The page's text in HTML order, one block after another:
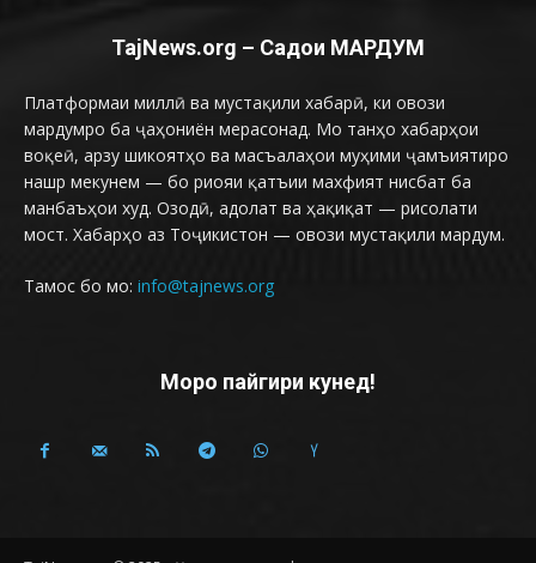
TajNews.org – Садои МАРДУМ
Платформаи миллӣ ва мустақили хабарӣ, ки овози
мардумро ба ҷаҳониён мерасонад. Мо танҳо хабарҳои
воқеӣ, арзу шикоятҳо ва масъалаҳои муҳими ҷамъиятиро
нашр мекунем — бо риояи қатъии махфият нисбат ба
манбаъҳои худ. Озодӣ, адолат ва ҳақиқат — рисолати
мост. Хабарҳо аз Тоҷикистон — овози мустақили мардум.
Тамос бо мо: info@tajnews.org
Моро пайгири кунед!